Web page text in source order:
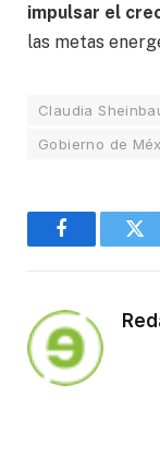
impulsar el
las metas
Claudia
Gobierno de
Facebook